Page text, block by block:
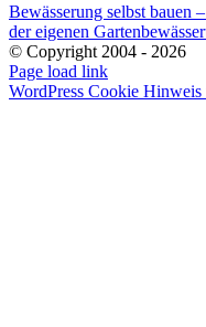
Bewässerung selbst bauen
der eigenen
© Copyright 2004 - 2026
E-
Mail
Page load link
WordPress Cookie